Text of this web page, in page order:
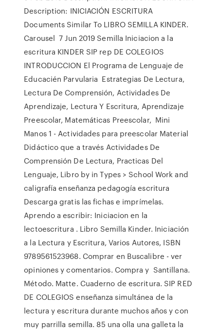
Description: INICIACIÓN ESCRITURA
Documents Similar To LIBRO SEMILLA KINDER.
Carousel 7 Jun 2019 Semilla Iniciacion a la
escritura KINDER SIP rep DE COLEGIOS
INTRODUCCION El Programa de Lenguaje de
Educacién Parvularia Estrategias De Lectura,
Lectura De Comprensión, Actividades De
Aprendizaje, Lectura Y Escritura, Aprendizaje
Preescolar, Matemáticas Preescolar, Mini
Manos 1 - Actividades para preescolar Material
Didáctico que a través Actividades De
Comprensión De Lectura, Practicas Del
Lenguaje, Libro by in Types > School Work and
caligrafía enseñanza pedagogía escritura
Descarga gratis las fichas e imprímelas.
Aprendo a escribir: Iniciacion en la
lectoescritura . Libro Semilla Kinder. Iniciación
a la Lectura y Escritura, Varios Autores, ISBN
9789561523968. Comprar en Buscalibre - ver
opiniones y comentarios. Compra y Santillana.
Método. Matte. Cuaderno de escritura. SIP RED
DE COLEGIOS enseñanza simultánea de la
lectura y escritura durante muchos años y con
muy parrilla semilla. 85 una olla una galleta la